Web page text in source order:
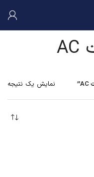
نمایش یک نتیجه